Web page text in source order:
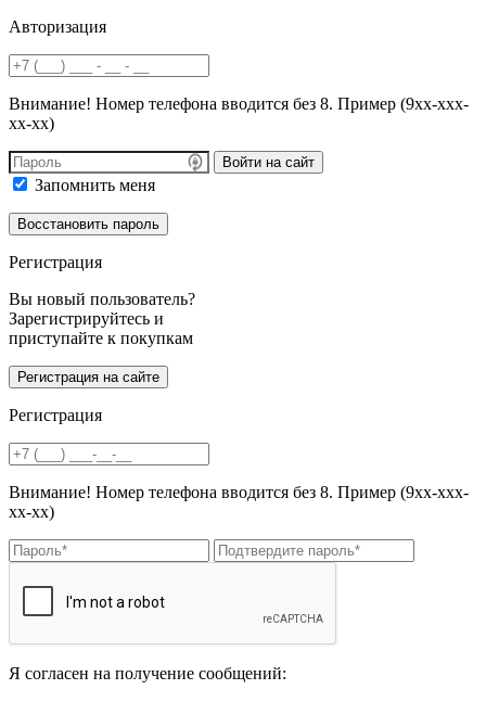
Авторизация
Внимание! Номер телефона вводится без 8. Пример (9хх-ххх-
хх-хх)
Войти на сайт
Запомнить меня
Регистрация
Вы новый пользователь?
Зарегистрируйтесь и
приступайте к покупкам
Регистрация
Внимание! Номер телефона вводится без 8. Пример (9хх-ххх-
хх-хх)
Я согласен на получение сообщений: